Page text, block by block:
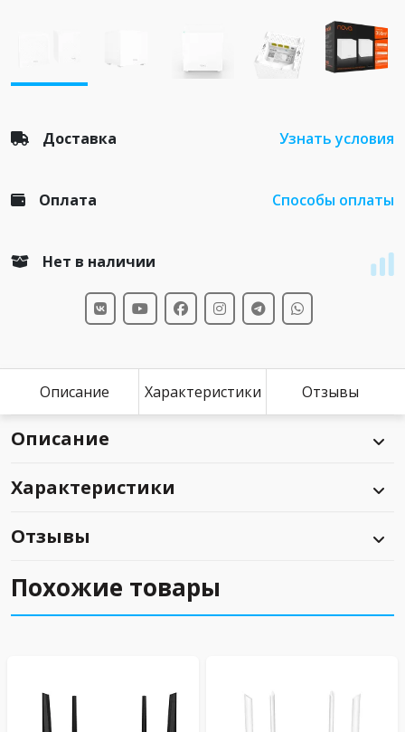
Доставка Узнать условия
Оплата Способы оплаты
Нет в наличии
Описание Характеристики Отзывы
Описание
Характеристики
Отзывы
Похожие товары